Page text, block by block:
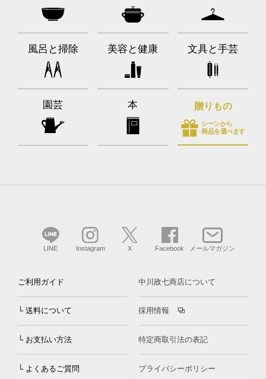
風呂と掃除 美容と健康 文具と手芸
園芸 本 贈りもの
シーンから
商品を選べます
LINE Instagram X Facebook メールマガジン
ご利用ガイド
└ 送料について
└ お支払い方法
└ よくあるご質問
中川政七商店について
採用情報
特定商取引法の表記
プライバシーポリシー